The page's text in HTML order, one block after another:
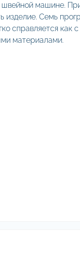
машине.
Семь
справляется как
материалами.